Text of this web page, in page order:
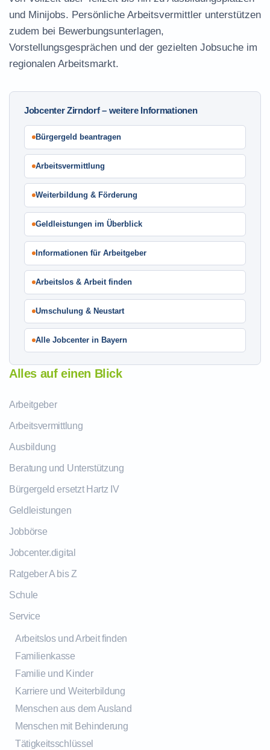
und Minijobs. Persönliche Arbeitsvermittler unterstützen
zudem bei Bewerbungsunterlagen,
Vorstellungsgesprächen und der gezielten Jobsuche im
regionalen Arbeitsmarkt.
Jobcenter Zirndorf – weitere Informationen
Bürgergeld beantragen
Arbeitsvermittlung
Weiterbildung & Förderung
Geldleistungen im Überblick
Informationen für Arbeitgeber
Arbeitslos & Arbeit finden
Umschulung & Neustart
Alle Jobcenter in Bayern
Alles auf einen Blick
Arbeitgeber
Arbeitsvermittlung
Ausbildung
Beratung und Unterstützung
Bürgergeld ersetzt Hartz IV
Geldleistungen
Jobbörse
Jobcenter.digital
Ratgeber A bis Z
Schule
Service
Arbeitslos und Arbeit finden
Familienkasse
Familie und Kinder
Karriere und Weiterbildung
Menschen aus dem Ausland
Menschen mit Behinderung
Tätigkeitsschlüssel